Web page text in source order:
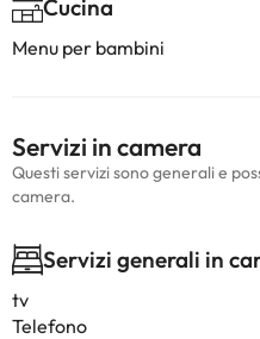
Cucina
Menu per bambini
Servizi in camera
Questi servizi sono generali e
camera.
Servizi generali in
tv
Telefono